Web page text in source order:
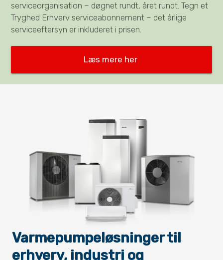
serviceorganisation – døgnet rundt, året rundt. Tegn et
Tryghed Erhverv serviceabonnement – det årlige
serviceeftersyn er inkluderet i prisen.
Læs mere her
Varmepumpeløsninger til
erhverv, industri og